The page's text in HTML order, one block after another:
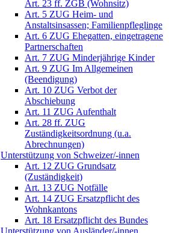
Art. 23 ff. ZGB (Wohnsitz)
Art. 5 ZUG Heim- und
Anstaltsinsassen; Familienpfleglinge
Art. 6 ZUG Ehegatten, eingetragene
Partnerschaften
Art. 7 ZUG Minderjährige Kinder
Art. 9 ZUG Im Allgemeinen
(Beendigung)
Art. 10 ZUG Verbot der
Abschiebung
Art. 11 ZUG Aufenthalt
Art. 28 ff. ZUG
Zuständigkeitsordnung (u.a.
Abrechnungen)
Unterstützung von Schweizer/-innen
Art. 12 ZUG Grundsatz
(Zuständigkeit)
Art. 13 ZUG Notfälle
Art. 14 ZUG Ersatzpflicht des
Wohnkantons
Art. 18 Ersatzpflicht des Bundes
Unterstützung von Ausländer/-innen